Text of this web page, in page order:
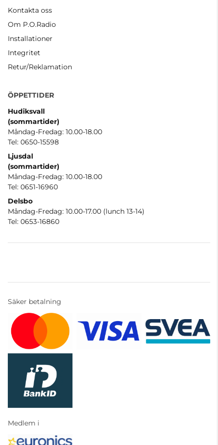
Kontakta oss
Om P.O.Radio
Installationer
Integritet
Retur/Reklamation
ÖPPETTIDER
Hudiksvall
(sommartider)
Måndag-Fredag: 10.00-18.00
Tel: 0650-15598
Ljusdal
(sommartider)
Måndag-Fredag: 10.00-18.00
Tel: 0651-16960
Delsbo
Måndag-Fredag: 10.00-17.00 (lunch 13-14)
Tel: 0653-16860
Säker betalning
Medlem i